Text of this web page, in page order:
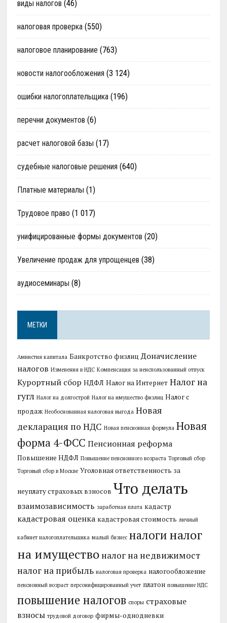
виды налогов (46)
налоговая проверка(550)
налоговое планирование (763)
новости налогообложения (3 124)
ошибки налогоплательщика(196)
перечни документов (6)
расчет налоговой базы (17)
судебные налоговые решения (640)
Платные материалы (1)
Трудовое право (1 017)
унифицированные формы документов (20)
Увеличение продаж для упрощенцев (38)
аудиосеминары (8)
МЕТКИ
Амнистия капитала Банкротство физлиц Доначисление
налогов Изменения в НДС Компенсация за неиспользованный отпуск
Курортный сбор НДФЛ Налог на Интернет Налог на
гугл Налог на долгострой Налог на имущество физлиц Налог с
продаж Необоснованная налоговая выгода Новая
декларация по НДС Новая пенсионная формула Новая
форма 4-ФСС Пенсионная реформа
Повышение НДФЛ Повышение пенсионного возраста Торговый сбор
Торговый сбор в Москве Уголовная ответственность за
неуплату страховых взносов Что делать
взаимозависимость заработная плата кадастр
кадастровая оценка кадастровая стоимость личный
кабинет налогоплательщика малый бизнес налоги налог
на имущество налог на недвижимост
налог на прибыль налоговая проверка налогообложение
пенсионный возраст персонифицированный учет платон повышение НДС
повышение налогов споры страховые
взносы трудовой договор фирмы-однодневки